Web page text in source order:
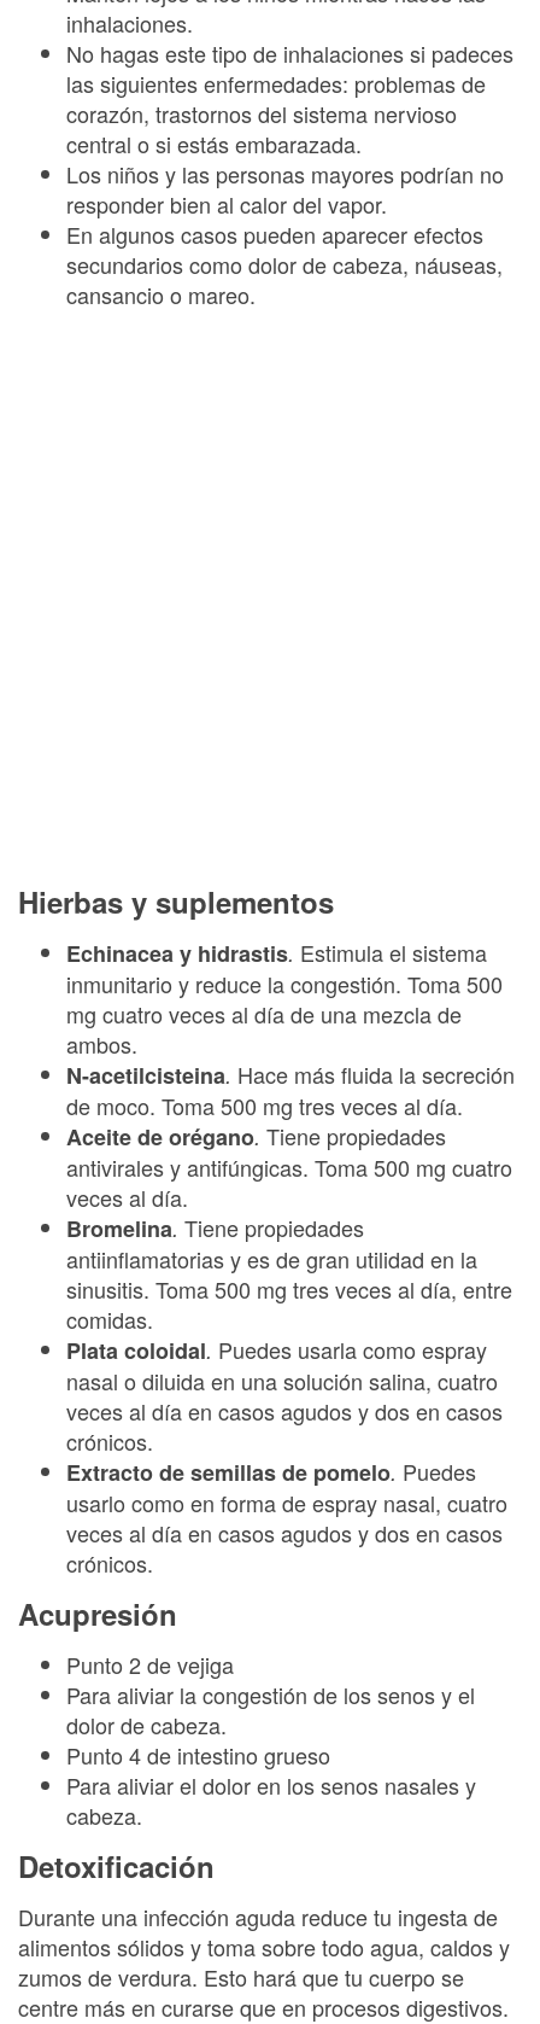
inhalaciones.
No hagas este tipo de inhalaciones si padeces
las siguientes enfermedades: problemas de
corazón, trastornos del sistema nervioso
central o si estás embarazada.
Los niños y las personas mayores podrían no
responder bien al calor del vapor.
En algunos casos pueden aparecer efectos
secundarios como dolor de cabeza, náuseas,
cansancio o mareo.
Hierbas y suplementos
Echinacea y hidrastis. Estimula el sistema
inmunitario y reduce la congestión. Toma 500
mg cuatro veces al día de una mezcla de
ambos.
N-acetilcisteina. Hace más fluida la secreción
de moco. Toma 500 mg tres veces al día.
Aceite de orégano. Tiene propiedades
antivirales y antifúngicas. Toma 500 mg cuatro
veces al día.
Bromelina. Tiene propiedades
antiinflamatorias y es de gran utilidad en la
sinusitis. Toma 500 mg tres veces al día, entre
comidas.
Plata coloidal. Puedes usarla como espray
nasal o diluida en una solución salina, cuatro
veces al día en casos agudos y dos en casos
crónicos.
Extracto de semillas de pomelo. Puedes
usarlo como en forma de espray nasal, cuatro
veces al día en casos agudos y dos en casos
crónicos.
Acupresión
Punto 2 de vejiga
Para aliviar la congestión de los senos y el
dolor de cabeza.
Punto 4 de intestino grueso
Para aliviar el dolor en los senos nasales y
cabeza.
Detoxificación
Durante una infección aguda reduce tu ingesta de
alimentos sólidos y toma sobre todo agua, caldos y
zumos de verdura. Esto hará que tu cuerpo se
centre más en curarse que en procesos digestivos.